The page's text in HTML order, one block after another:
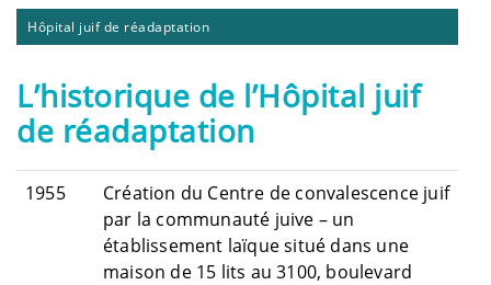
Hôpital juif de réadaptation
L’historique de l’Hôpital juif
de réadaptation
1955
Création du Centre de convalescence juif
par la communauté juive – un
établissement laïque situé dans une
maison de 15 lits au 3100, boulevard